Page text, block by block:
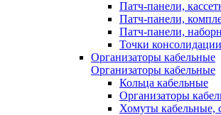
Патч-панели,
Патч-панели,
Патч-панели,
Точки консолидации
Организаторы кабельные
Организаторы кабельные
Кольца кабельные
Организаторы
Хомуты кабельные,